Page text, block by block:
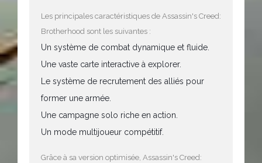
Les principales caractéristiques de Assassin's Creed:
Brotherhood sont les suivantes :
Un système de combat dynamique et fluide.
Une vaste carte interactive à explorer.
Le système de recrutement des alliés pour
former une armée.
Une campagne solo riche en action.
Un mode multijoueur compétitif.
Grâce à sa version optimisée, Assassin's Creed: